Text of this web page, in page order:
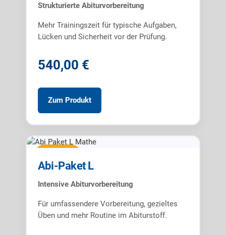
Strukturierte Abiturvorbereitung
Mehr Trainingszeit für typische Aufgaben,
Lücken und Sicherheit vor der Prüfung.
540,00 €
Zum Produkt
Abi-Paket L
Intensive Abiturvorbereitung
Für umfassendere Vorbereitung, gezieltes
Üben und mehr Routine im Abiturstoff.